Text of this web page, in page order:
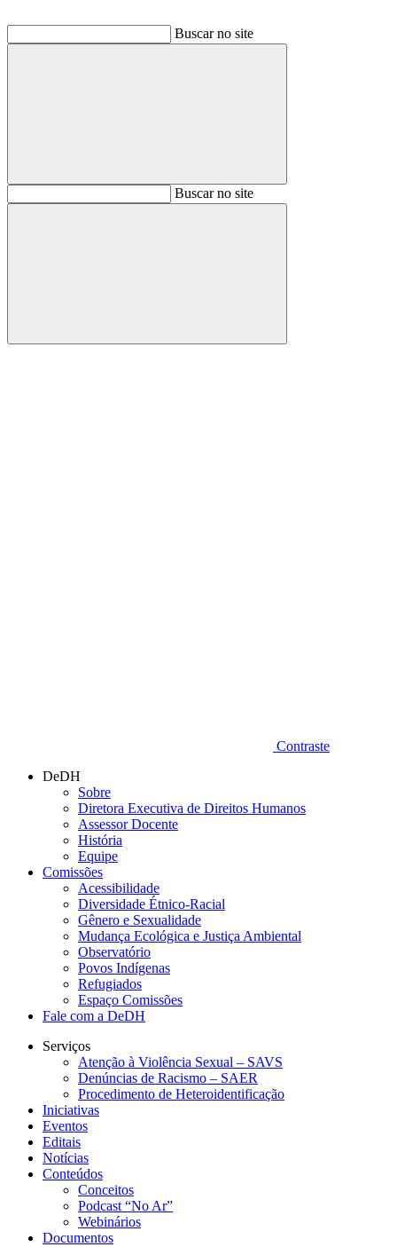
Buscar no site
BuscarBuscar no site
Buscar
Contraste
DeDH
Sobre
Diretora Executiva de Direitos Humanos
Assessor Docente
História
Equipe
Comissões
Acessibilidade
Diversidade Étnico-Racial
Gênero e Sexualidade
Mudança Ecológica e Justiça Ambiental
Observatório
Povos Indígenas
Refugiados
Espaço Comissões
Fale com a DeDH
Serviços
Atenção à Violência Sexual – SAVS
Denúncias de Racismo – SAER
Procedimento de Heteroidentificação
Iniciativas
Eventos
Editais
Notícias
Conteúdos
Conceitos
Podcast “No Ar”
Webinários
Documentos